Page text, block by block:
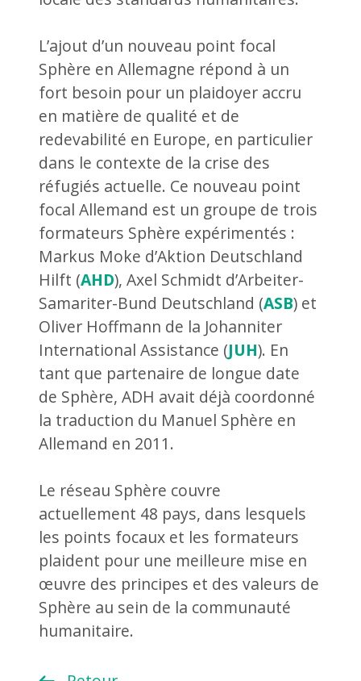
L’ajout d’un nouveau point focal
Sphère en Allemagne répond à un
fort besoin pour un plaidoyer accru
en matière de qualité et de
redevabilité en Europe, en particulier
dans le contexte de la crise des
réfugiés actuelle. Ce nouveau point
focal Allemand est un groupe de trois
formateurs Sphère expérimentés :
Markus Moke d’Aktion Deutschland
Hilft (AHD), Axel Schmidt d’Arbeiter-
Samariter-Bund Deutschland (ASB) et
Oliver Hoffmann de la Johanniter
International Assistance (JUH). En
tant que partenaire de longue date
de Sphère, ADH avait déjà coordonné
la traduction du Manuel Sphère en
Allemand en 2011.
Le réseau Sphère couvre
actuellement 48 pays, dans lesquels
les points focaux et les formateurs
plaident pour une meilleure mise en
œuvre des principes et des valeurs de
Sphère au sein de la communauté
humanitaire.